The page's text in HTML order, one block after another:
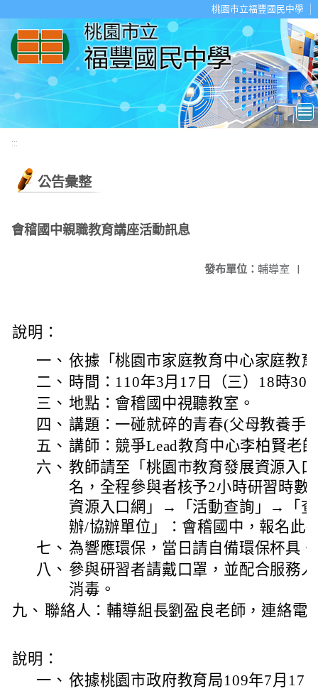
桃園市立福豐國民中學
:::
公告彙整
會稽國中親職教育講座活動訊息
發布單位： 輔導室 |
說明：
一、 依據「桃園市家庭教育中心家庭教
二、 時間：110年3月17日（三）18時30
三、 地點：會稽國中視聽教室。
四、 講題：一碰就碎的青春(父母教養手
五、 講師：競爭Lead教育中心李柏賢老
六、 教師請至「桃園市教育發展資源入
名，全程參與者核予2小時研習時數
資源入口網」→「活動查詢」→「查
辦/協辦單位」：會稽國中，報名此
七、 為響應環保，當日請自備環保杯具。
八、 參與研習者請戴口罩，並配合服務
消毒。
九、 聯絡人：輔導組長劉盈良老師，連絡電
說明：
一、 依據桃園市政府教育局109年7月17